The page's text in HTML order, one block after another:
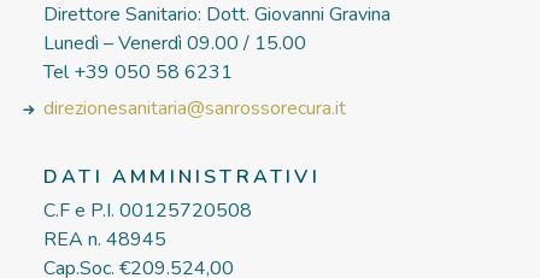
Direttore Sanitario: Dott. Giovanni Gravina
Lunedì – Venerdì 09.00 / 15.00
Tel +39 050 58 6231
direzionesanitaria@sanrossorecura.it
DATI AMMINISTRATIVI
C.F e P.I. 00125720508
REA n. 48945
Cap.Soc. €209.524,00